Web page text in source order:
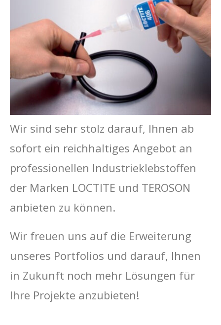
Wir sind sehr stolz darauf, Ihnen ab
sofort ein reichhaltiges Angebot an
professionellen Industrieklebstoffen
der Marken LOCTITE und TEROSON
anbieten zu können.
Wir freuen uns auf die Erweiterung
unseres Portfolios und darauf, Ihnen
in Zukunft noch mehr Lösungen für
Ihre Projekte anzubieten!